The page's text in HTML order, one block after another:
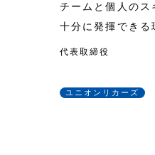
チームと個人のス
十分に発揮できる
代表取締役
ユニオンリカーズ